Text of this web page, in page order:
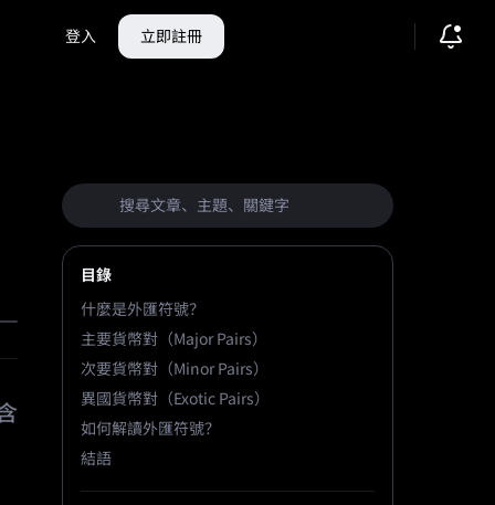
登入 立即註冊
目錄
什麼是外匯符號？
主要貨幣對（Major Pairs）
次要貨幣對（Minor Pairs）
異國貨幣對（Exotic Pairs）
如何解讀外匯符號？
結語